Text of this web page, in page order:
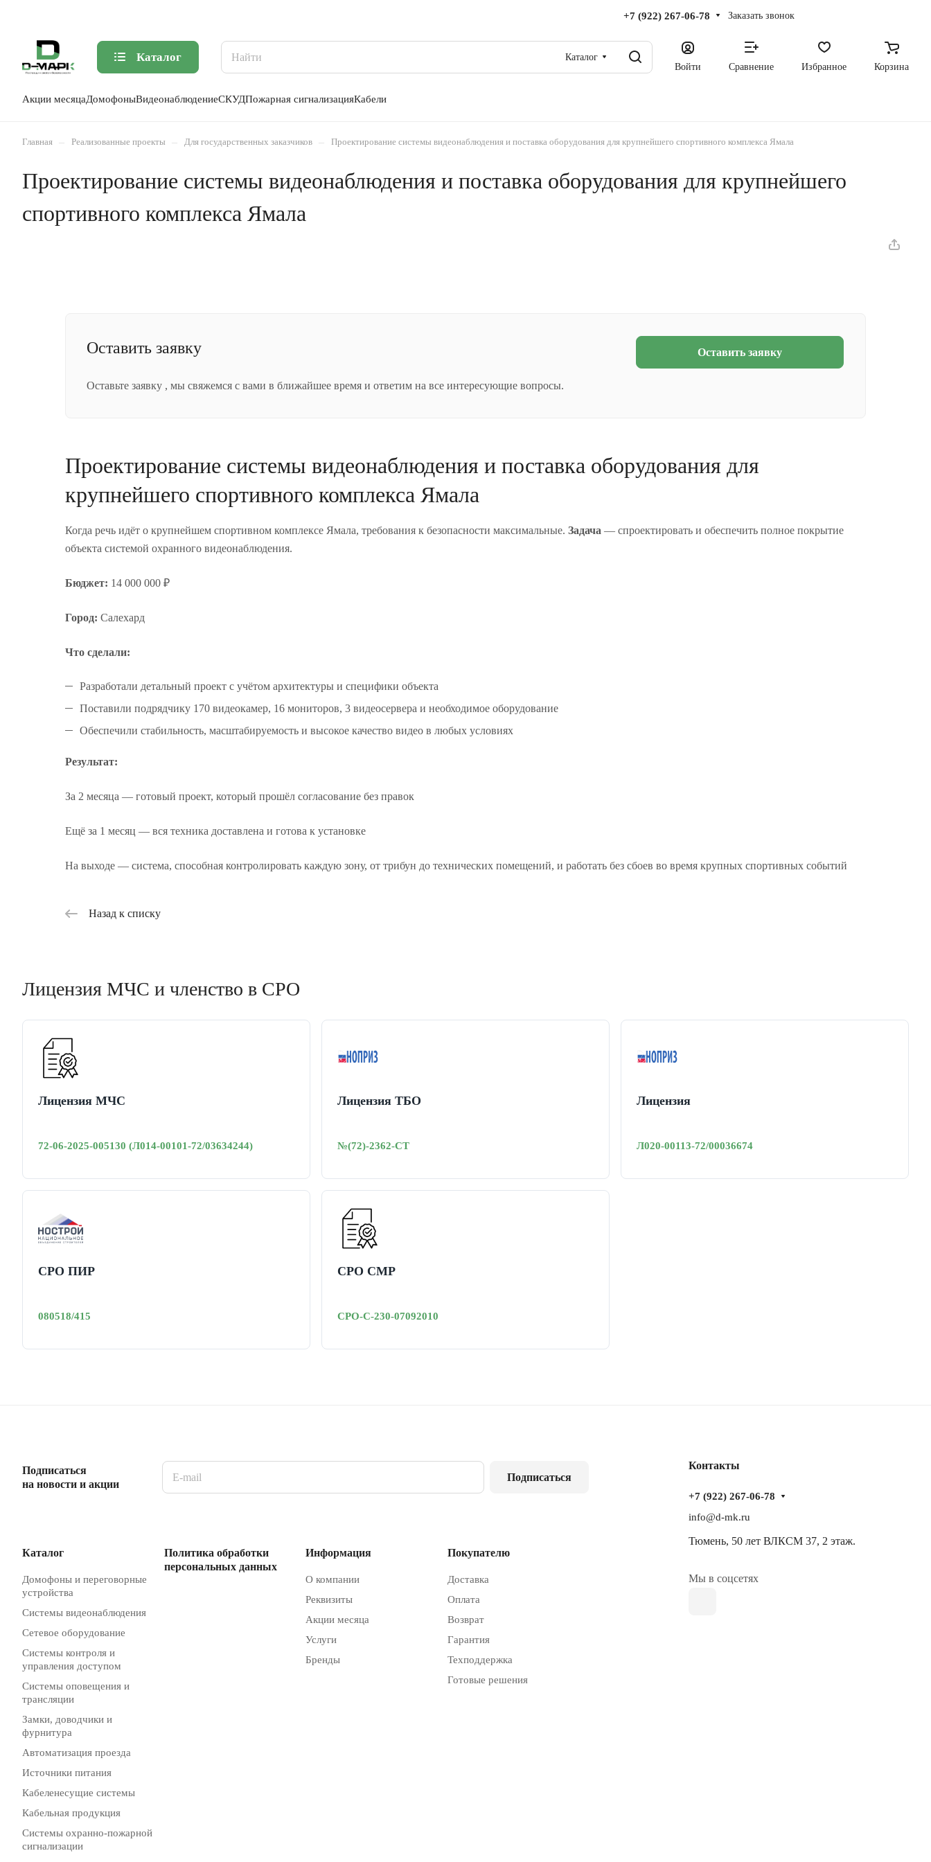
+7 (922) 267-06-78 Заказать звонок
Каталог
Каталог
Войти
Сравнение Избранное Корзина
Акции месяцаДомофоныВидеонаблюдениеСКУДПожарная сигнализацияКабели
Главная – Реализованные проекты – Для государственных заказчиков – Проектирование системы видеонаблюдения и поставка оборудования для крупнейшего спортивного комплекса Ямала
Проектирование системы видеонаблюдения и поставка оборудования для крупнейшего
спортивного комплекса Ямала
Оставить заявку
Оставьте заявку , мы свяжемся с вами в ближайшее время и ответим на все интересующие вопросы.
Оставить заявку
Проектирование системы видеонаблюдения и поставка оборудования для
крупнейшего спортивного комплекса Ямала
Когда речь идёт о крупнейшем спортивном комплексе Ямала, требования к безопасности максимальные. Задача — спроектировать и обеспечить полное покрытие
объекта системой охранного видеонаблюдения.
Бюджет: 14 000 000 ₽
Город: Салехард
Что сделали:
Разработали детальный проект с учётом архитектуры и специфики объекта
Поставили подрядчику 170 видеокамер, 16 мониторов, 3 видеосервера и необходимое оборудование
Обеспечили стабильность, масштабируемость и высокое качество видео в любых условиях
Результат:
За 2 месяца — готовый проект, который прошёл согласование без правок
Ещё за 1 месяц — вся техника доставлена и готова к установке
На выходе — система, способная контролировать каждую зону, от трибун до технических помещений, и работать без сбоев во время крупных спортивных событий
Назад к списку
Лицензия МЧС и членство в СРО
Лицензия МЧС
72-06-2025-005130 (Л014-00101-72/03634244)
Лицензия ТБО
№(72)-2362-СТ
Лицензия
Л020-00113-72/00036674
СРО ПИР
080518/415
СРО СМР
СРО-С-230-07092010
Подписаться
на новости и акции
Подписаться
Каталог
Домофоны и переговорные
устройства
Системы видеонаблюдения
Сетевое оборудование
Системы контроля и
управления доступом
Системы оповещения и
трансляции
Замки, доводчики и
фурнитура
Автоматизация проезда
Источники питания
Кабеленесущие системы
Кабельная продукция
Системы охранно-пожарной
сигнализации
Политика обработки
персональных данных
Информация
О компании
Реквизиты
Акции месяца
Услуги
Бренды
Покупателю
Доставка
Оплата
Возврат
Гарантия
Техподдержка
Готовые решения
Контакты
+7 (922) 267-06-78
info@d-mk.ru
Тюмень, ​50 лет ВЛКСМ 37​, 2 этаж.
Мы в соцсетях